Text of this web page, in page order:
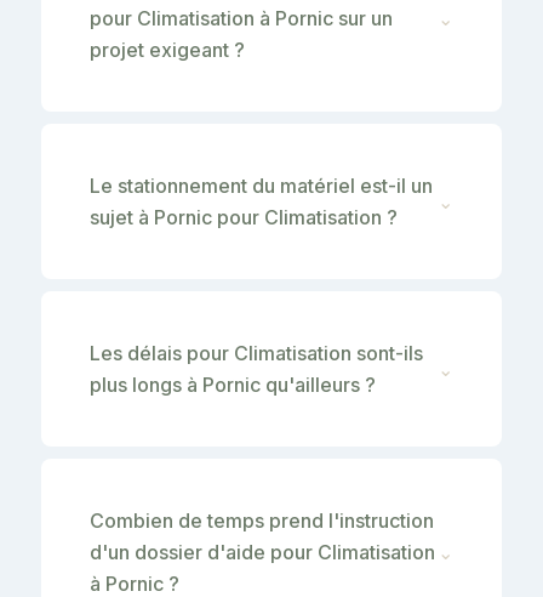
pour Climatisation à Pornic sur un
projet exigeant ?
⌄
Le stationnement du matériel est-il un
sujet à Pornic pour Climatisation ?
⌄
Les délais pour Climatisation sont-ils
plus longs à Pornic qu'ailleurs ?
⌄
Combien de temps prend l'instruction
d'un dossier d'aide pour Climatisation
à Pornic ?
⌄